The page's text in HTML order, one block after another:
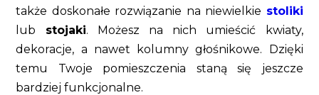
także doskonałe rozwiązanie na niewielkie stoliki
lub stojaki. Możesz na nich umieścić kwiaty,
dekoracje, a nawet kolumny głośnikowe. Dzięki
temu Twoje pomieszczenia staną się jeszcze
bardziej funkcjonalne.